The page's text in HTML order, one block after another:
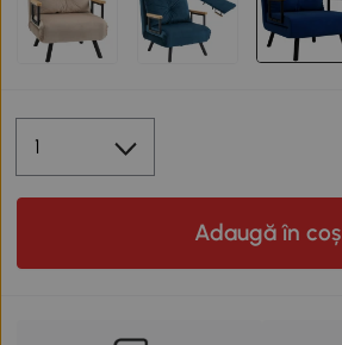
Adaugă în coș